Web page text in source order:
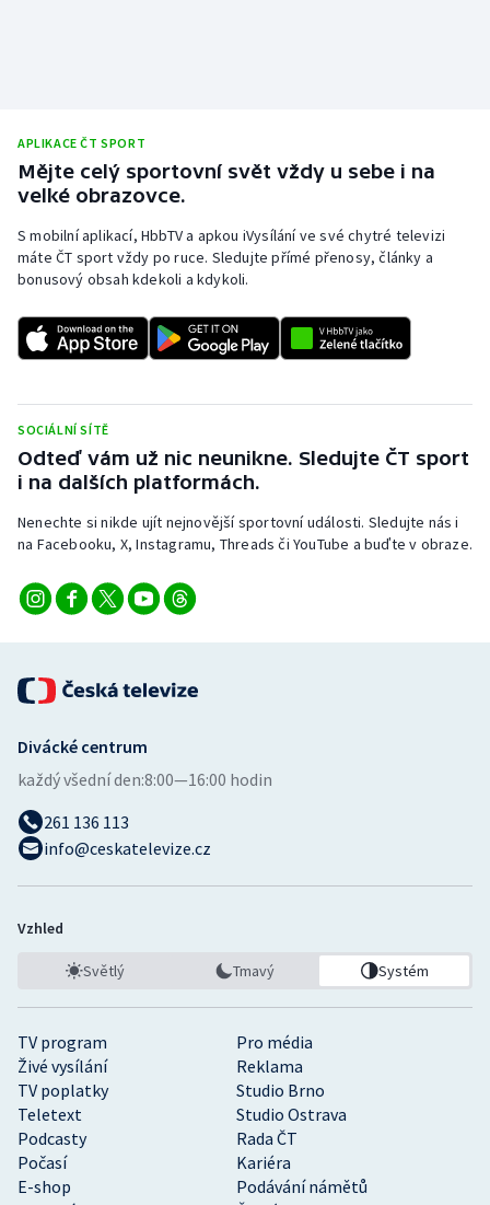
APLIKACE ČT SPORT
Mějte celý sportovní svět vždy u sebe i na
velké obrazovce.
S mobilní aplikací, HbbTV a apkou iVysílání ve své chytré televizi
máte ČT sport vždy po ruce. Sledujte přímé přenosy, články a
bonusový obsah kdekoli a kdykoli.
SOCIÁLNÍ SÍTĚ
Odteď vám už nic neunikne. Sledujte ČT sport
i na dalších platformách.
Nenechte si nikde ujít nejnovější sportovní události. Sledujte nás i
na Facebooku, X, Instagramu, Threads či YouTube a buďte v obraze.
TV program
Pro média
Živé vysílání
Reklama
TV poplatky
Studio Brno
Teletext
Studio Ostrava
Podcasty
Rada ČT
Počasí
Kariéra
E-shop
Podávání námětů
Divácké centrum
každý všední den:8:00—16:00 hodin
261 136 113
info@ceskatelevize.cz
Vzhled
Světlý Tmavý Systém